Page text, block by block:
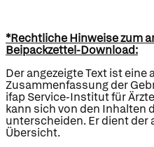
*Rechtliche Hinweise zum
Beipackzettel-Download:
Der angezeigte Text ist eine
Zusammenfassung der
ifap Service-Institut für
kann sich von den Inhalten
unterscheiden. Er dient
Übersicht.